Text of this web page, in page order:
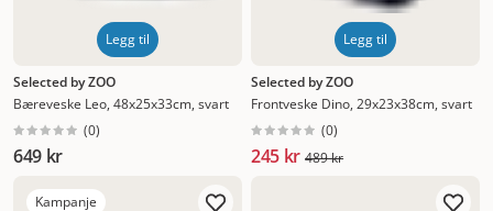
Legg til
Selected by ZOO
Bæreveske Leo, 48x25x33cm, svart
(0)
649 kr
Legg til
Selected by ZOO
Frontveske Dino, 29x23x38cm, svart
(0)
245 kr 489 kr
Kampanje